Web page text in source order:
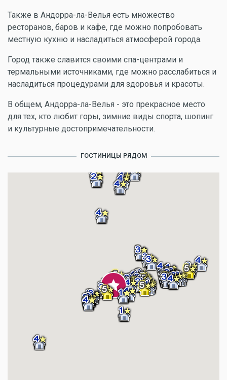
Также в Андорра-ла-Велья есть множество
ресторанов, баров и кафе, где можно попробовать
местную кухню и насладиться атмосферой города.
Город также славится своими спа-центрами и
термальными источниками, где можно расслабиться и
насладиться процедурами для здоровья и красоты.
В общем, Андорра-ла-Велья - это прекрасное место
для тех, кто любит горы, зимние виды спорта, шопинг
и культурные достопримечательности.
ГОСТИНИЦЫ РЯДОМ